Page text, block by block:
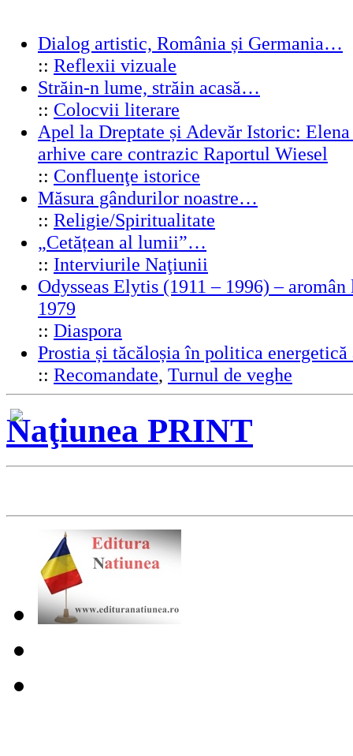
Dialog artistic, România și Germania…
:: Reflexii vizuale
Străin-n lume, străin acasă…
:: Colocvii literare
Apel la Dreptate și Adevăr Istoric:
arhive care contrazic Raportul Wiesel
:: Confluenţe istorice
Măsura gândurilor noastre…
:: Religie/Spiritualitate
„Cetățean al lumii”…
:: Interviurile Naţiunii
Odysseas Elytis (1911 – 1996) –
1979
:: Diaspora
Prostia și tăcăloșia în politica
:: Recomandate, Turnul de veghe
Naţiunea PRINT